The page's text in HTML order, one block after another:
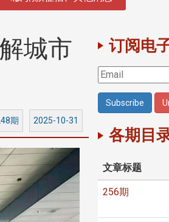
城市
期 2025-10-31
订阅电
各期目
文章标题
256期